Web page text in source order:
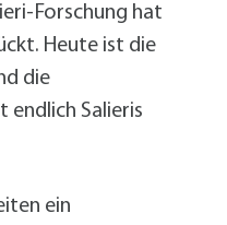
Forschung hat
Heute ist die
die
endlich Salieris
ein